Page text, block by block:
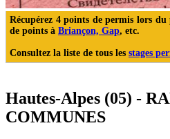
Récupérez 4 points de permis lors du
de points à Briançon, Gap, etc.
Consultez la liste de tous les stages
Hautes-Alpes (05) -
COMMUNES